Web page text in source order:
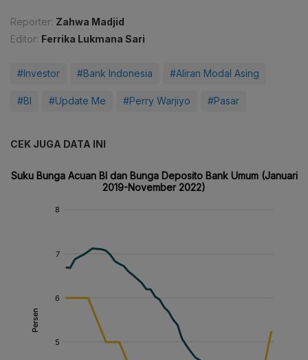
Reporter: Zahwa Madjid
Editor: Ferrika Lukmana Sari
#Investor #Bank Indonesia #Aliran Modal Asing
#BI #Update Me #Perry Warjiyo #Pasar
CEK JUGA DATA INI